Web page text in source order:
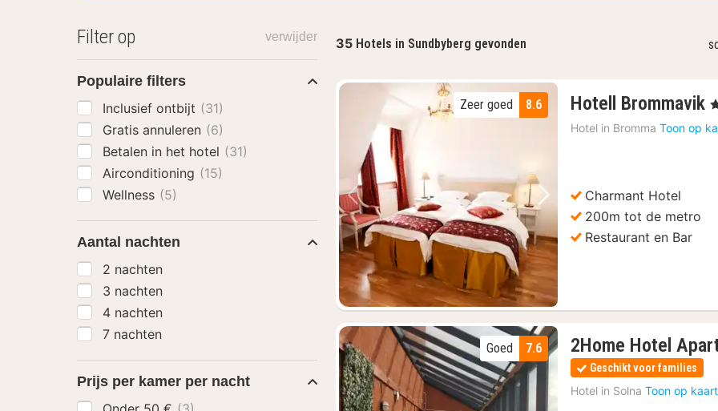
35 Hotels in Sundbyberg gevonden
Vorige foto Volgende foto
8.6
Zeer goed Hotell Brommavik ,
Hotel in Bromma Toon op
Charmant Hotel
200m tot de metro
Restaurant en Bar
7.6
Goed 2Home Hotel
Geschikt voor families
Hotel in Solna Toon op kaart
Filter op verwijder
Populaire filters
Inclusief ontbijt (31)
Gratis annuleren (6)
Betalen in het hotel (31)
Airconditioning (15)
Wellness (5)
Aantal nachten
2 nachten
3 nachten
4 nachten
7 nachten
Prijs per kamer per nacht